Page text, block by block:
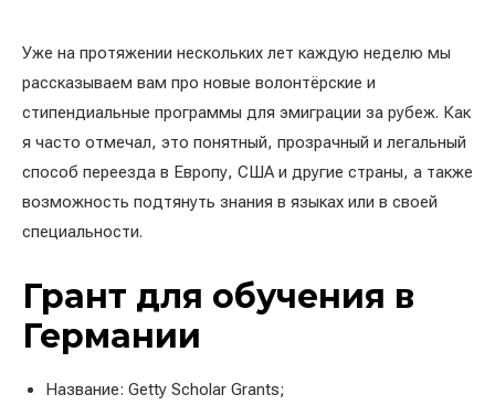
Уже на протяжении нескольких лет каждую неделю мы
рассказываем вам про новые волонтёрские и
стипендиальные программы для эмиграции за рубеж. Как
я часто отмечал, это понятный, прозрачный и легальный
способ переезда в Европу, США и другие страны, а также
возможность подтянуть знания в языках или в своей
специальности.
Грант для обучения в
Германии
Название: Getty Scholar Grants;